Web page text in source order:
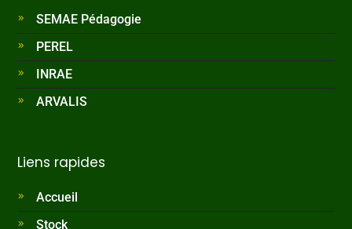
SEMAE Pédagogie
PEREL
INRAE
ARVALIS
Liens rapides
Accueil
Stock